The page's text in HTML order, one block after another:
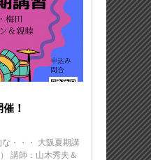
！
・・・ 大阪夏期講
講師：山木秀夫＆